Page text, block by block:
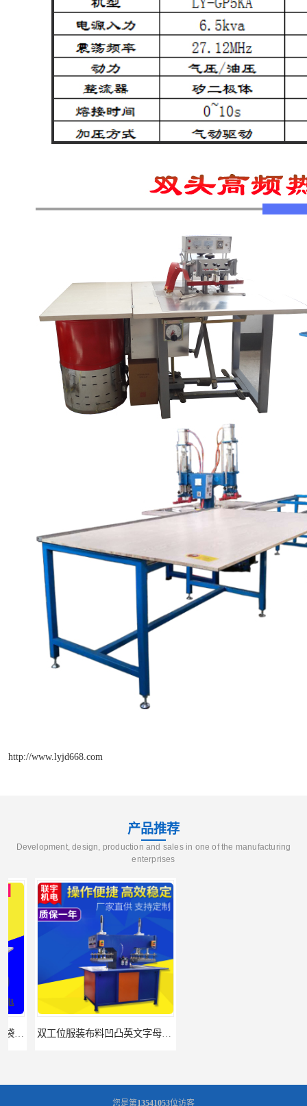
http://www.lyjd668.com
产品推荐
Development, design, production and sales in one of the manufacturing
enterprises
双工位服装布料凹凸英文字母压字机找联宇制造厂
您是第13541053位访客